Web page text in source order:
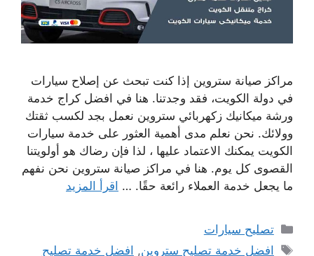
مراكز صيانة ستروين إذا كنت تبحث عن إصلاح سيارات
في دولة الكويت، فقد وجدتنا. هنا في افضل كراج خدمة
ورشة ميكانيك زكهربائي ستروين نعمل بجد لكسب ثقتك
وولائك. نحن نعلم مدى أهمية العثور على خدمة سيارات
الكويت يمكنك الاعتماد عليها ، لذا فإن رضاك ​​هو أولويتنا
القصوى كل يوم. هنا في مراكز صيانة ستروين نحن نفهم
ما يجعل خدمة العملاء رائعة حقًا. … اقرأ المزيد
التصنيفات
تصليح سيارات
الوسوم
افضل خدمة تصليح ستروين, افضل خدمة تصليح